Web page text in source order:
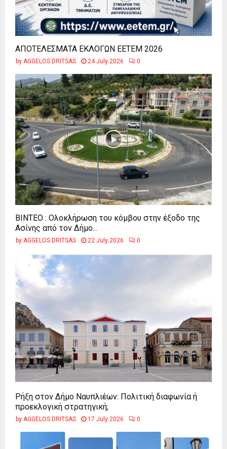
ΑΠΟΤΕΛΕΣΜΑΤΑ ΕΚΛΟΓΩΝ ΕΕΤΕΜ 2026
by AGGELOS DRITSAS 24 July 2026 0
ΒΙΝΤΕΟ : Ολοκλήρωση του κόμβου στην έξοδο της
Ασίνης από τον Δήμο...
by AGGELOS DRITSAS 22 July 2026 0
Ρήξη στον Δήμο Ναυπλιέων: Πολιτική διαφωνία ή
προεκλογική στρατηγική;
by AGGELOS DRITSAS 17 July 2026 0